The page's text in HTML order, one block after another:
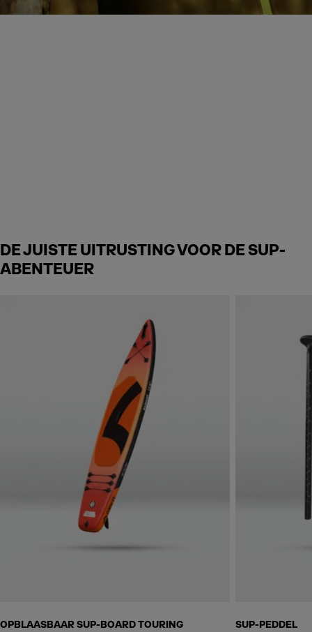
DE JUISTE UITRUSTING VOOR DE SUP-
ABENTEUER
Skip to next section
OPBLAASBAAR SUP-BOARD TOURING SUP-PEDDEL